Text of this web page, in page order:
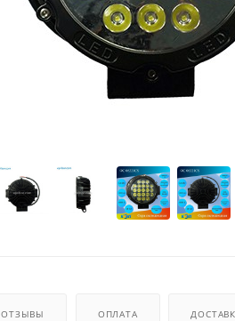
ОТЗЫВЫ ОПЛАТА